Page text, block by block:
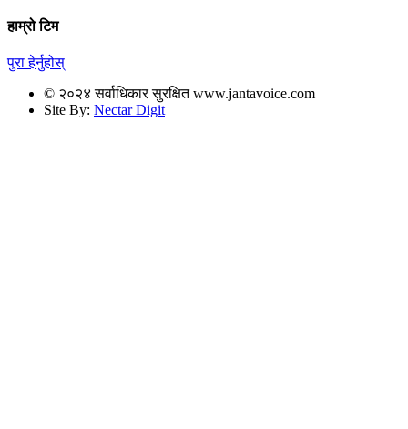
हाम्रो टिम
पुरा हेर्नुहोस्
© २०२४ सर्वाधिकार सुरक्षित www.jantavoice.com
Site By: Nectar Digit